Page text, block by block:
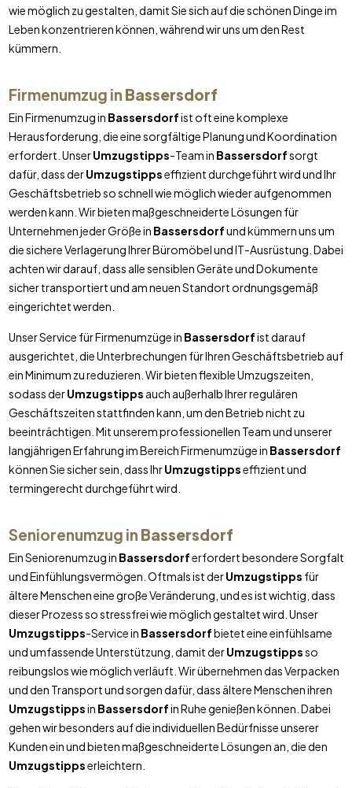
wie möglich zu gestalten, damit Sie sich auf die schönen Dinge im
Leben konzentrieren können, während wir uns um den Rest
kümmern.
Firmenumzug in Bassersdorf
Ein Firmenumzug in Bassersdorfist oft eine komplexe
Herausforderung, die eine sorgfältige Planung und Koordination
erfordert. UnserUmzugstipps-Team in Bassersdorfsorgt
dafür, dass derUmzugstippseffizient durchgeführt wird und Ihr
Geschäftsbetrieb so schnell wie möglich wieder aufgenommen
werden kann. Wir bieten maßgeschneiderte Lösungen für
Unternehmen jeder Größe in Bassersdorfund kümmern uns um
die sichere Verlagerung Ihrer Büromöbel und IT-Ausrüstung. Dabei
achten wir darauf, dass alle sensiblen Geräte und Dokumente
sicher transportiert und am neuen Standort ordnungsgemäß
eingerichtet werden.
Unser Service für Firmenumzüge in Bassersdorfist darauf
ausgerichtet, die Unterbrechungen für Ihren Geschäftsbetrieb auf
ein Minimum zu reduzieren. Wir bieten flexible Umzugszeiten,
sodass derUmzugstipps auch außerhalb Ihrer regulären
Geschäftszeiten stattfinden kann, um den Betrieb nicht zu
beeinträchtigen. Mit unserem professionellen Team und unserer
langjährigen Erfahrung im Bereich Firmenumzüge in Bassersdorf
können Sie sicher sein, dass IhrUmzugstippseffizient und
termingerecht durchgeführt wird.
Seniorenumzug in Bassersdorf
Ein Seniorenumzug in Bassersdorferfordert besondere Sorgfalt
und Einfühlungsvermögen. Oftmals ist derUmzugstipps für
ältere Menschen eine große Veränderung, und es ist wichtig, dass
dieser Prozess so stressfrei wie möglich gestaltet wird. Unser
Umzugstipps-Service in Bassersdorfbietet eine einfühlsame
und umfassende Unterstützung, damit derUmzugstippsso
reibungslos wie möglich verläuft. Wir übernehmen das Verpacken
und den Transport und sorgen dafür, dass ältere Menschen ihren
Umzugstippsin Bassersdorfin Ruhe genießen können. Dabei
gehen wir besonders auf die individuellen Bedürfnisse unserer
Kunden ein und bieten maßgeschneiderte Lösungen an, die den
Umzugstippserleichtern.